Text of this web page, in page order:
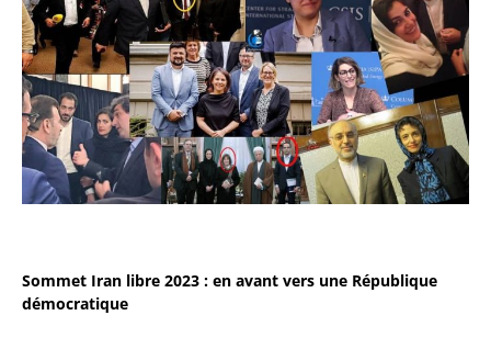
Sommet Iran libre 2023 : en avant vers une République
démocratique